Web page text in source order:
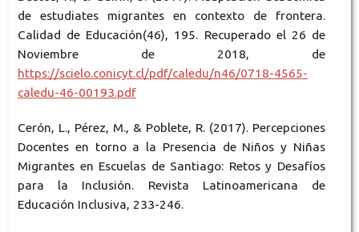
de estudiates migrantes en contexto de frontera.
Calidad de Educación(46), 195. Recuperado el 26 de
Noviembre de 2018, de
https://scielo.conicyt.cl/pdf/caledu/n46/0718-4565-
caledu-46-00193.pdf
Cerón, L., Pérez, M., & Poblete, R. (2017). Percepciones
Docentes en torno a la Presencia de Niños y Niñas
Migrantes en Escuelas de Santiago: Retos y Desafíos
para la Inclusión. Revista Latinoamericana de
Educación Inclusiva, 233-246.